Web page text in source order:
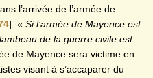
l’arrivée de l’armée de
] . « Si l’armée de Mayence est
de la guerre civile est
de Mayence sera victime en
visant à s’accaparer du